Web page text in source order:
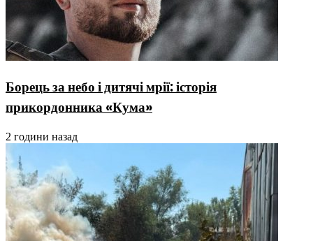
Борець за небо і дитячі мрії: історія
прикордонника «Кума»
2 години назад